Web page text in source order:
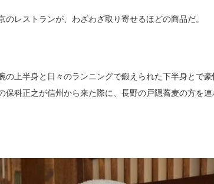
レストランが、わざわざ取り寄せるほどの商品だ。
上半身と日々のランニングで鍛えられた下半身とで
科正之が信州から来た際に、長野の戸隠蕎麦の方を